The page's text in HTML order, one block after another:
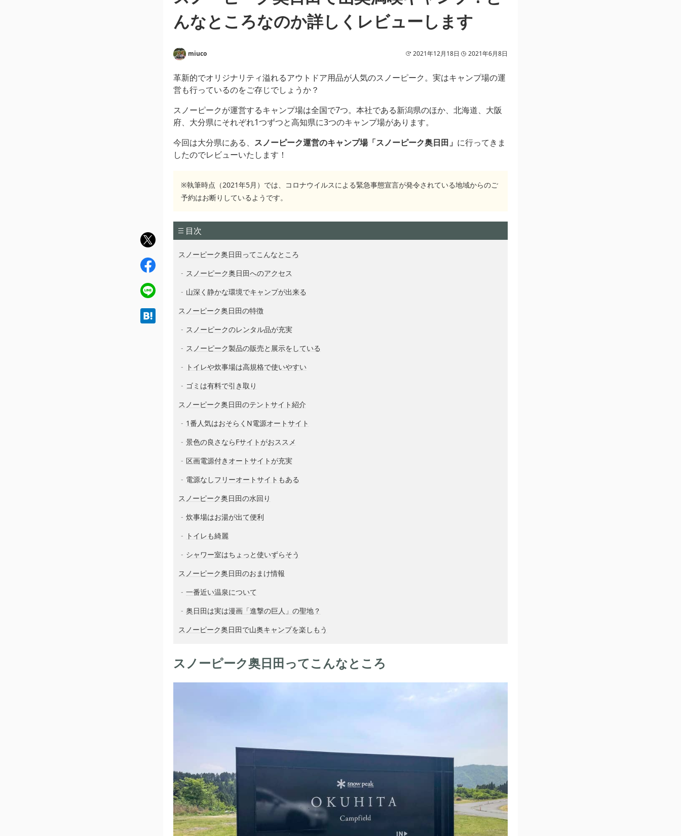
んなところなのか詳しくレビューします
miuco 2021年12月18日 2021年6月8日
革新的でオリジナリティ溢れるアウトドア用品が人気のスノーピーク。実はキャンプ場の運
営も行っているのをご存じでしょうか？
スノーピークが運営するキャンプ場は全国で7つ。本社である新潟県のほか、北海道、大阪
府、大分県にそれぞれ1つずつと高知県に3つのキャンプ場があります。
今回は大分県にある、 スノーピーク運営のキャンプ場「スノーピーク奥日田」 に行ってきま
したのでレビューいたします！
※執筆時点（2021年5月）では、コロナウイルスによる緊急事態宣言が発令されている地域からのご
予約はお断りしているようです。
目次
スノーピーク奥日田ってこんなところ
スノーピーク奥日田へのアクセス
山深く静かな環境でキャンプが出来る
スノーピーク奥日田の特徴
スノーピークのレンタル品が充実
スノーピーク製品の販売と展示をしている
トイレや炊事場は高規格で使いやすい
ゴミは有料で引き取り
スノーピーク奥日田のテントサイト紹介
1番人気はおそらくN電源オートサイト
景色の良さならFサイトがおススメ
区画電源付きオートサイトが充実
電源なしフリーオートサイトもある
スノーピーク奥日田の水回り
炊事場はお湯が出て便利
トイレも綺麗
シャワー室はちょっと使いずらそう
スノーピーク奥日田のおまけ情報
一番近い温泉について
奥日田は実は漫画「進撃の巨人」の聖地？
スノーピーク奥日田で山奥キャンプを楽しもう
スノーピーク奥日田ってこんなところ
twit
ter
fac
ebo
ok
line
hat
ena